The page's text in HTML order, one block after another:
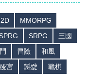
MMORPG
SRPG
三國
冒險
和風
後宮 戀愛
戰棋